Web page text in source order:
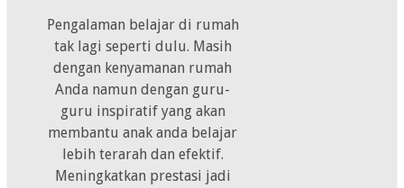
Pengalaman belajar di rumah
tak lagi seperti dulu. Masih
dengan kenyamanan rumah
Anda namun dengan guru-
guru inspiratif yang akan
membantu anak anda belajar
lebih terarah dan efektif.
Meningkatkan prestasi jadi